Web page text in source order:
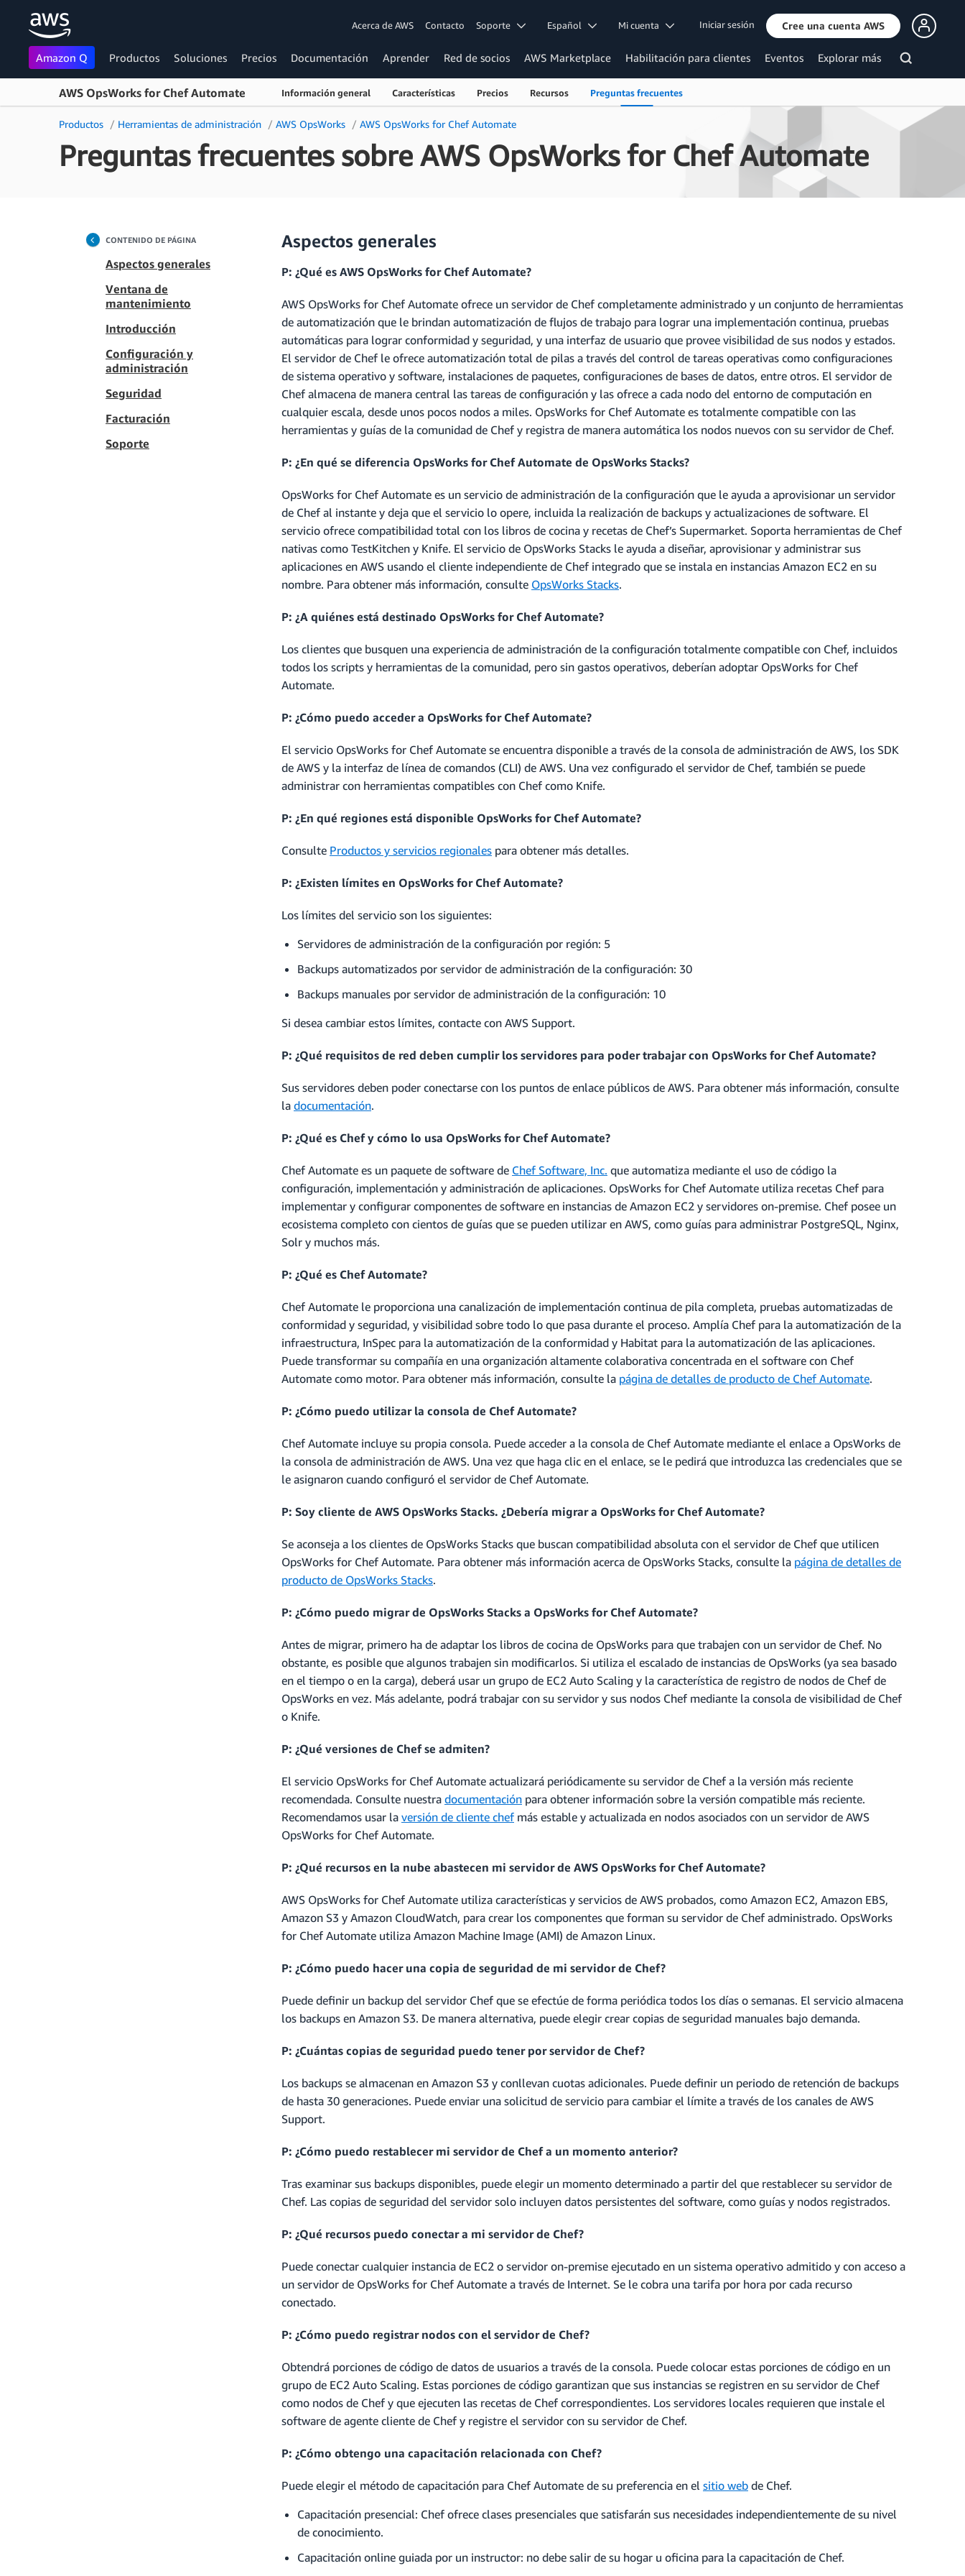
Saltar al contenido principal
Acerca de AWS Contacto Soporte Español Mi cuenta Iniciar sesión Cree una cuenta AWS
Amazon Q Productos Soluciones Precios Documentación Aprender Red de socios AWS Marketplace Habilitación para clientes Eventos Explorar más
AWS OpsWorks for Chef Automate Información general Características Precios Recursos Preguntas frecuentes
Productos Herramientas de administración AWS OpsWorks AWS OpsWorks for Chef Automate
Preguntas frecuentes sobre AWS OpsWorks for Chef Automate
CONTENIDO DE PÁGINA
Aspectos generales
Ventana de
mantenimiento
Introducción
Configuración y
administración
Seguridad
Facturación
Soporte
Aspectos generales
P: ¿Qué es AWS OpsWorks for Chef Automate?
AWS OpsWorks for Chef Automate ofrece un servidor de Chef completamente administrado y un conjunto de herramientas
de automatización que le brindan automatización de flujos de trabajo para lograr una implementación continua, pruebas
automáticas para lograr conformidad y seguridad, y una interfaz de usuario que provee visibilidad de sus nodos y estados.
El servidor de Chef le ofrece automatización total de pilas a través del control de tareas operativas como configuraciones
de sistema operativo y software, instalaciones de paquetes, configuraciones de bases de datos, entre otros. El servidor de
Chef almacena de manera central las tareas de configuración y las ofrece a cada nodo del entorno de computación en
cualquier escala, desde unos pocos nodos a miles. OpsWorks for Chef Automate es totalmente compatible con las
herramientas y guías de la comunidad de Chef y registra de manera automática los nodos nuevos con su servidor de Chef.
P: ¿En qué se diferencia OpsWorks for Chef Automate de OpsWorks Stacks?
OpsWorks for Chef Automate es un servicio de administración de la configuración que le ayuda a aprovisionar un servidor
de Chef al instante y deja que el servicio lo opere, incluida la realización de backups y actualizaciones de software. El
servicio ofrece compatibilidad total con los libros de cocina y recetas de Chef’s Supermarket. Soporta herramientas de Chef
nativas como TestKitchen y Knife. El servicio de OpsWorks Stacks le ayuda a diseñar, aprovisionar y administrar sus
aplicaciones en AWS usando el cliente independiente de Chef integrado que se instala en instancias Amazon EC2 en su
nombre. Para obtener más información, consulte OpsWorks Stacks.
P: ¿A quiénes está destinado OpsWorks for Chef Automate?
Los clientes que busquen una experiencia de administración de la configuración totalmente compatible con Chef, incluidos
todos los scripts y herramientas de la comunidad, pero sin gastos operativos, deberían adoptar OpsWorks for Chef
Automate.
P: ¿Cómo puedo acceder a OpsWorks for Chef Automate?
El servicio OpsWorks for Chef Automate se encuentra disponible a través de la consola de administración de AWS, los SDK
de AWS y la interfaz de línea de comandos (CLI) de AWS. Una vez configurado el servidor de Chef, también se puede
administrar con herramientas compatibles con Chef como Knife.
P: ¿En qué regiones está disponible OpsWorks for Chef Automate?
Consulte Productos y servicios regionales para obtener más detalles.
P: ¿Existen límites en OpsWorks for Chef Automate?
Los límites del servicio son los siguientes:
Servidores de administración de la configuración por región: 5
Backups automatizados por servidor de administración de la configuración: 30
Backups manuales por servidor de administración de la configuración: 10
Si desea cambiar estos límites, contacte con AWS Support.
P: ¿Qué requisitos de red deben cumplir los servidores para poder trabajar con OpsWorks for Chef Automate?
Sus servidores deben poder conectarse con los puntos de enlace públicos de AWS. Para obtener más información, consulte
la documentación.
P: ¿Qué es Chef y cómo lo usa OpsWorks for Chef Automate?
Chef Automate es un paquete de software de Chef Software, Inc. que automatiza mediante el uso de código la
configuración, implementación y administración de aplicaciones. OpsWorks for Chef Automate utiliza recetas Chef para
implementar y configurar componentes de software en instancias de Amazon EC2 y servidores on-premise. Chef posee un
ecosistema completo con cientos de guías que se pueden utilizar en AWS, como guías para administrar PostgreSQL, Nginx,
Solr y muchos más.
P: ¿Qué es Chef Automate?
Chef Automate le proporciona una canalización de implementación continua de pila completa, pruebas automatizadas de
conformidad y seguridad, y visibilidad sobre todo lo que pasa durante el proceso. Amplía Chef para la automatización de la
infraestructura, InSpec para la automatización de la conformidad y Habitat para la automatización de las aplicaciones.
Puede transformar su compañía en una organización altamente colaborativa concentrada en el software con Chef
Automate como motor. Para obtener más información, consulte la página de detalles de producto de Chef Automate.
P: ¿Cómo puedo utilizar la consola de Chef Automate?
Chef Automate incluye su propia consola. Puede acceder a la consola de Chef Automate mediante el enlace a OpsWorks de
la consola de administración de AWS. Una vez que haga clic en el enlace, se le pedirá que introduzca las credenciales que se
le asignaron cuando configuró el servidor de Chef Automate.
P: Soy cliente de AWS OpsWorks Stacks. ¿Debería migrar a OpsWorks for Chef Automate?
Se aconseja a los clientes de OpsWorks Stacks que buscan compatibilidad absoluta con el servidor de Chef que utilicen
OpsWorks for Chef Automate. Para obtener más información acerca de OpsWorks Stacks, consulte la página de detalles de
producto de OpsWorks Stacks.
P: ¿Cómo puedo migrar de OpsWorks Stacks a OpsWorks for Chef Automate?
Antes de migrar, primero ha de adaptar los libros de cocina de OpsWorks para que trabajen con un servidor de Chef. No
obstante, es posible que algunos trabajen sin modificarlos. Si utiliza el escalado de instancias de OpsWorks (ya sea basado
en el tiempo o en la carga), deberá usar un grupo de EC2 Auto Scaling y la característica de registro de nodos de Chef de
OpsWorks en vez. Más adelante, podrá trabajar con su servidor y sus nodos Chef mediante la consola de visibilidad de Chef
o Knife.
P: ¿Qué versiones de Chef se admiten?
El servicio OpsWorks for Chef Automate actualizará periódicamente su servidor de Chef a la versión más reciente
recomendada. Consulte nuestra documentación para obtener información sobre la versión compatible más reciente.
Recomendamos usar la versión de cliente chef más estable y actualizada en nodos asociados con un servidor de AWS
OpsWorks for Chef Automate.
P: ¿Qué recursos en la nube abastecen mi servidor de AWS OpsWorks for Chef Automate?
AWS OpsWorks for Chef Automate utiliza características y servicios de AWS probados, como Amazon EC2, Amazon EBS,
Amazon S3 y Amazon CloudWatch, para crear los componentes que forman su servidor de Chef administrado. OpsWorks
for Chef Automate utiliza Amazon Machine Image (AMI) de Amazon Linux.
P: ¿Cómo puedo hacer una copia de seguridad de mi servidor de Chef?
Puede definir un backup del servidor Chef que se efectúe de forma periódica todos los días o semanas. El servicio almacena
los backups en Amazon S3. De manera alternativa, puede elegir crear copias de seguridad manuales bajo demanda.
P: ¿Cuántas copias de seguridad puedo tener por servidor de Chef?
Los backups se almacenan en Amazon S3 y conllevan cuotas adicionales. Puede definir un periodo de retención de backups
de hasta 30 generaciones. Puede enviar una solicitud de servicio para cambiar el límite a través de los canales de AWS
Support.
P: ¿Cómo puedo restablecer mi servidor de Chef a un momento anterior?
Tras examinar sus backups disponibles, puede elegir un momento determinado a partir del que restablecer su servidor de
Chef. Las copias de seguridad del servidor solo incluyen datos persistentes del software, como guías y nodos registrados.
P: ¿Qué recursos puedo conectar a mi servidor de Chef?
Puede conectar cualquier instancia de EC2 o servidor on-premise ejecutado en un sistema operativo admitido y con acceso a
un servidor de OpsWorks for Chef Automate a través de Internet. Se le cobra una tarifa por hora por cada recurso
conectado.
P: ¿Cómo puedo registrar nodos con el servidor de Chef?
Obtendrá porciones de código de datos de usuarios a través de la consola. Puede colocar estas porciones de código en un
grupo de EC2 Auto Scaling. Estas porciones de código garantizan que sus instancias se registren en su servidor de Chef
como nodos de Chef y que ejecuten las recetas de Chef correspondientes. Los servidores locales requieren que instale el
software de agente cliente de Chef y registre el servidor con su servidor de Chef.
P: ¿Cómo obtengo una capacitación relacionada con Chef?
Puede elegir el método de capacitación para Chef Automate de su preferencia en el sitio web de Chef.
Capacitación presencial: Chef ofrece clases presenciales que satisfarán sus necesidades independientemente de su nivel
de conocimiento.
Capacitación online guiada por un instructor: no debe salir de su hogar u oficina para la capacitación de Chef.